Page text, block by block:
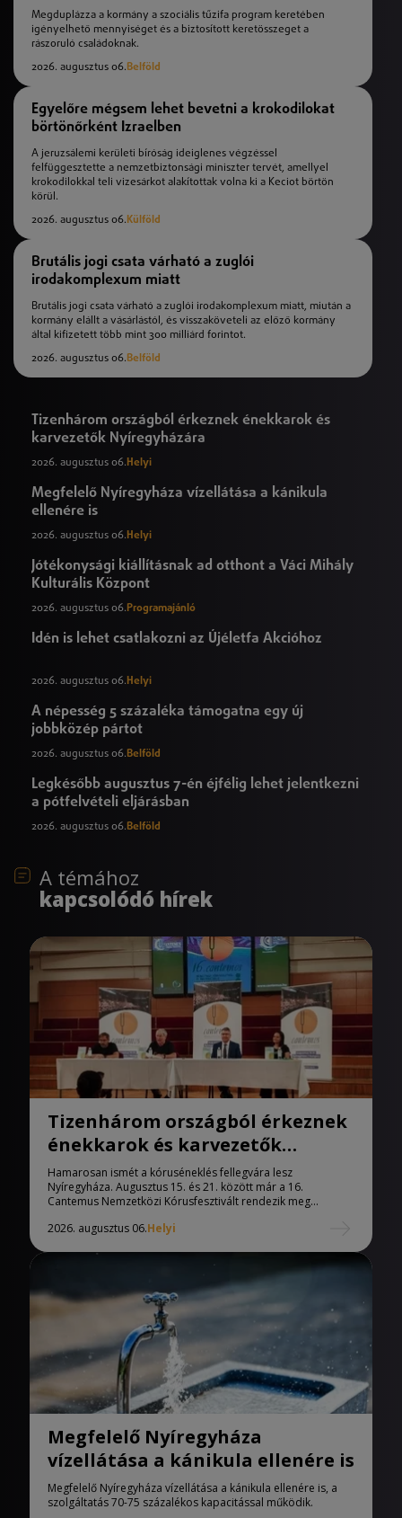
Megduplázza a kormány a szociális tűzifa program keretében
igényelhető mennyiséget és a biztosított keretösszeget a
rászoruló családoknak.
2026. augusztus 06.Belföld
Egyelőre mégsem lehet bevetni a krokodilokat
börtönőrként Izraelben
A jeruzsálemi kerületi bíróság ideiglenes végzéssel
felfüggesztette a nemzetbiztonsági miniszter tervét, amellyel
krokodilokkal teli vizesárkot alakítottak volna ki a Keciot börtön
körül.
2026. augusztus 06. Külföld
Brutális jogi csata várható a zuglói
irodakomplexum miatt
Brutális jogi csata várható a zuglói irodakomplexum miatt, miután a
kormány elállt a vásárlástól, és visszaköveteli az előző kormány
által kifizetett több mint 300 milliárd forintot.
2026. augusztus 06.Belföld
Tizenhárom országból érkeznek énekkarok és
karvezetők Nyíregyházára
2026. augusztus 06. Helyi
Megfelelő Nyíregyháza vízellátása a kánikula
ellenére is
2026. augusztus 06. Helyi
Jótékonysági kiállításnak ad otthont a Váci Mihály
Kulturális Központ
2026. augusztus 06. Programajánló
Idén is lehet csatlakozni az Újéletfa Akcióhoz
2026. augusztus 06. Helyi
A népesség 5 százaléka támogatna egy új
jobbközép pártot
2026. augusztus 06.Belföld
Legkésőbb augusztus 7-én éjfélig lehet jelentkezni
a pótfelvételi eljárásban
2026. augusztus 06.Belföld
A témához
kapcsolódó hírek
Tizenhárom országból érkeznek
énekkarok és karvezetők
Nyíregyházára
Hamarosan ismét a kóruséneklés fellegvára lesz
Nyíregyháza. Augusztus 15. és 21. között már a 16.
Cantemus Nemzetközi Kórusfesztivált rendezik meg...
2026. augusztus 06.Helyi
Megfelelő Nyíregyháza
vízellátása a kánikula ellenére is
Megfelelő Nyíregyháza vízellátása a kánikula ellenére is, a
szolgáltatás 70-75 százalékos kapacitással működik.